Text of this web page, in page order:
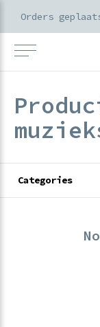
Categories